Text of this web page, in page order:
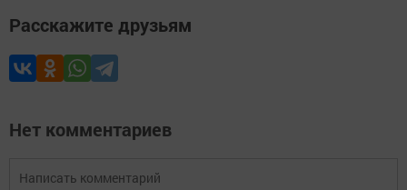
Расскажите друзьям
Нет комментариев